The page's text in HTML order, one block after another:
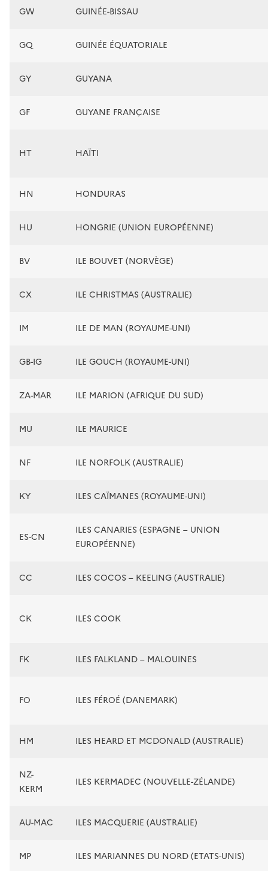
GW GUINÉE-BISSAU
GQ GUINÉE ÉQUATORIALE
GY GUYANA
GF GUYANE FRANÇAISE
HT HAÏTI
HN HONDURAS
HU HONGRIE (UNION EUROPÉENNE)
BV ILE BOUVET (NORVÈGE)
CX ILE CHRISTMAS (AUSTRALIE)
IM ILE DE MAN (ROYAUME-UNI)
GB-IG ILE GOUCH (ROYAUME-UNI)
ZA-MAR ILE MARION (AFRIQUE DU SUD)
MU ILE MAURICE
NF ILE NORFOLK (AUSTRALIE)
KY ILES CAÏMANES (ROYAUME-UNI)
ES-CN
ILES CANARIES (ESPAGNE – UNION
EUROPÉENNE)
CC ILES COCOS – KEELING (AUSTRALIE)
CK ILES COOK
FK ILES FALKLAND – MALOUINES
FO ILES FÉROÉ (DANEMARK)
HM ILES HEARD ET MCDONALD (AUSTRALIE)
NZ-
KERM
ILES KERMADEC (NOUVELLE-ZÉLANDE)
AU-MAC ILES MACQUERIE (AUSTRALIE)
MP ILES MARIANNES DU NORD (ETATS-UNIS)